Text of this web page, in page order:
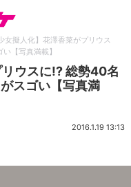
女擬人化】花澤香菜がプリウス
【写真満載】
リウスに!? 総勢40名
スゴい【写真満
2016.1.19 13:13